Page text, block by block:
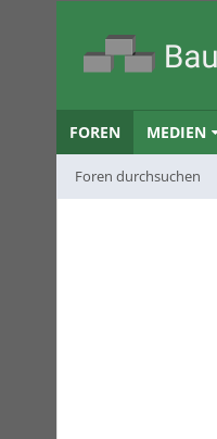
FOREN
Foren durchsuchen
MEDIEN